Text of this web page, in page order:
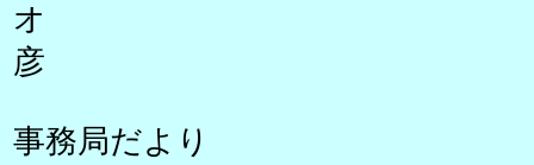
オ
彦
事務局だより